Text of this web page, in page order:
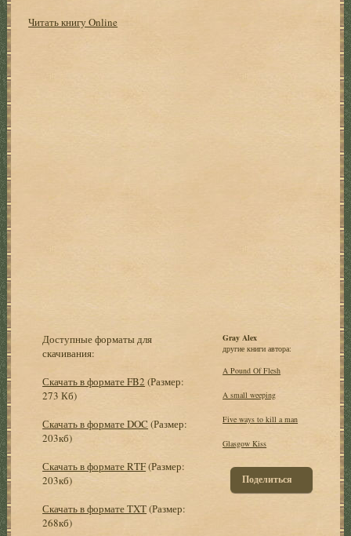
Читать книгу Online
Доступные форматы для
скачивания:
Скачать в формате FB2 (Размер:
273 Кб)
Скачать в формате DOC (Размер:
203кб)
Скачать в формате RTF(Размер:
203кб)
Скачать в формате TXT(Размер:
268кб)
Gray Alex
другие книги автора:
A Pound Of Flesh
A small weeping
Five ways to kill a man
Glasgow Kiss
Поделиться